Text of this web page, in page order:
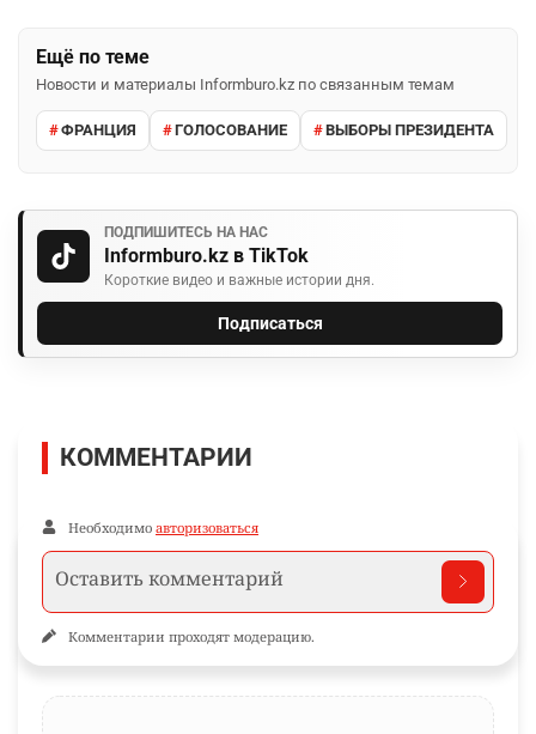
Ещё по теме
Новости и материалы Informburo.kz по связанным темам
ФРАНЦИЯ ГОЛОСОВАНИЕ ВЫБОРЫ ПРЕЗИДЕНТА
ПОДПИШИТЕСЬ НА НАС
Informburo.kz в TikTok
Короткие видео и важные истории дня.
Подписаться
КОММЕНТАРИИ
Необходимо авторизоваться
Комментарии проходят модерацию.